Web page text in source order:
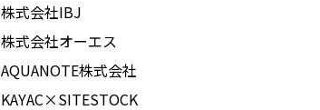
株式会社IBJ
株式会社オーエス
AQUANOTE株式会社
KAYAC×SITESTOCK